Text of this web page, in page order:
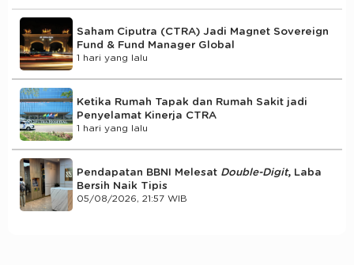
Saham Ciputra (CTRA) Jadi Magnet Sovereign
Fund & Fund Manager Global
1 hari yang lalu
Ketika Rumah Tapak dan Rumah Sakit jadi
Penyelamat Kinerja CTRA
1 hari yang lalu
Pendapatan BBNI Melesat Double-Digit, Laba
Bersih Naik Tipis
05/08/2026, 21:57 WIB